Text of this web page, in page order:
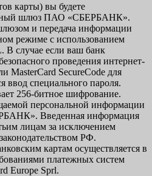
карты) вы будете
шлюз ПАО «СБЕРБАНК».
и передача информации
режиме с использованием
В случае если ваш банк
проведения интернет-
MasterCard SecureCode для
ввод специального пароля.
256-битное шифрование.
персональной информации
Введенная информация
лицам за исключением
РФ.
картам осуществляется в
платежных систем
Europe Sprl.